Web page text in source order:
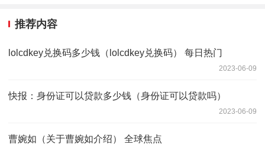
推荐内容
lolcdkey兑换码多少钱（lolcdkey兑换码） 每日热门
2023-06-09
快报：身份证可以贷款多少钱（身份证可以贷款吗）
2023-06-09
曹婉如（关于曹婉如介绍） 全球焦点